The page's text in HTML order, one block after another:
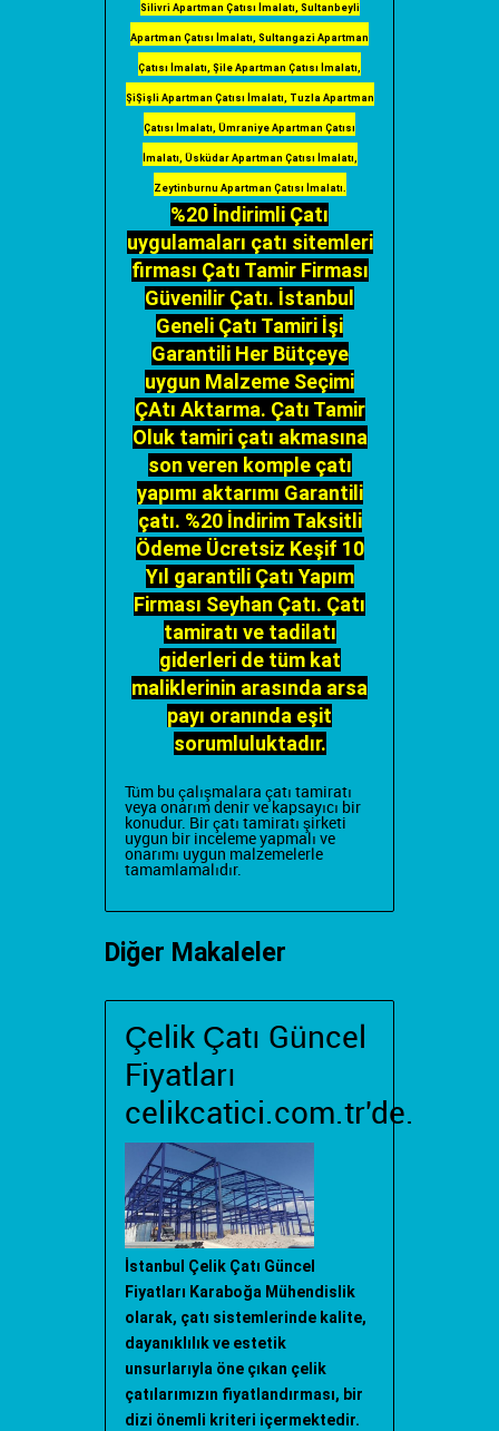
Silivri Apartman Çatısı İmalatı, Sultanbeyli
Apartman Çatısı İmalatı, Sultangazi Apartman
Çatısı İmalatı, Şile Apartman Çatısı İmalatı,
ŞiŞişli Apartman Çatısı İmalatı, Tuzla Apartman
Çatısı İmalatı, Ümraniye Apartman Çatısı
İmalatı, Üsküdar Apartman Çatısı İmalatı,
Zeytinburnu Apartman Çatısı İmalatı.
%20 İndirimli Çatı
uygulamaları çatı sitemleri
firması Çatı Tamir Firması
Güvenilir Çatı. İstanbul
Geneli Çatı Tamiri İşi
Garantili Her Bütçeye
uygun Malzeme Seçimi
ÇAtı Aktarma. Çatı Tamir
Oluk tamiri çatı akmasına
son veren komple çatı
yapımı aktarımı Garantili
çatı. %20 İndirim Taksitli
Ödeme Ücretsiz Keşif 10
Yıl garantili Çatı Yapım
Firması Seyhan Çatı. Çatı
tamiratı ve tadilatı
giderleri de tüm kat
maliklerinin arasında arsa
payı oranında eşit
sorumluluktadır.
Tüm bu çalışmalara çatı tamiratı
veya onarım denir ve kapsayıcı bir
konudur. Bir çatı tamiratı şirketi
uygun bir inceleme yapmalı ve
onarımı uygun malzemelerle
tamamlamalıdır.
Diğer Makaleler
Çelik Çatı Güncel
Fiyatları
celikcatici.com.tr'de.
İstanbul Çelik Çatı Güncel
Fiyatları Karaboğa Mühendislik
olarak, çatı sistemlerinde kalite,
dayanıklılık ve estetik
unsurlarıyla öne çıkan çelik
çatılarımızın fiyatlandırması, bir
dizi önemli kriteri içermektedir.